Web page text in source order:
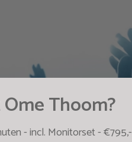
Thoom?
-incl. Monitorset -€795,-